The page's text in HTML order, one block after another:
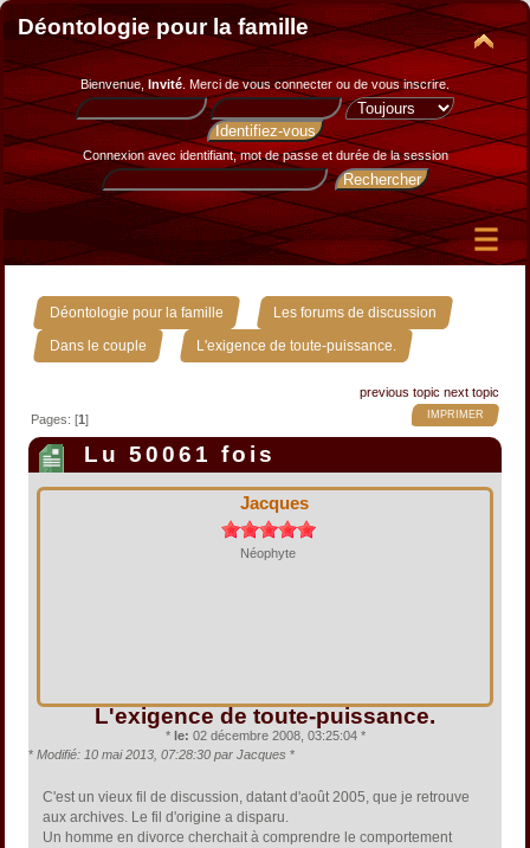
Déontologie pour la famille
Bienvenue, Invité. Merci devous connecter ou de vous inscrire.
Connexion avec identifiant, mot de passe et durée de la session
Déontologie pour la famille » Les forums de discussion »
Dans le couple » L'exigence de toute-puissance.
previous topic next topic
IMPRIMER
Pages: [1]
Lu 50061 fois
Jacques
Néophyte
L'exigence de toute-puissance.
* le: 02 décembre 2008, 03:25:04 *
* Modifié: 10 mai 2013, 07:28:30 par Jacques *
C'est un vieux fil de discussion, datant d'août 2005, que je retrouve
aux archives. Le fil d'origine a disparu.
Un homme en divorce cherchait à comprendre le comportement